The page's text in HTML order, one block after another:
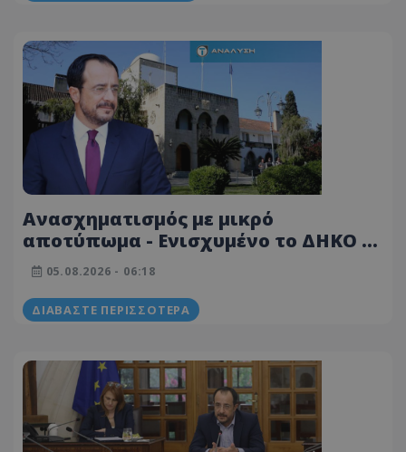
Ανασχηματισμός με μικρό
αποτύπωμα - Ενισχυμένο το ΔΗΚΟ -
Δυσαρέσκεια στην ΕΔΕΚ και λεπτές
ισορροπίες για τον Πρόεδρο
Χριστοδουλίδη
05.08.2026 - 06:18
ΔΙΑΒΆΣΤΕ ΠΕΡΙΣΣΌΤΕΡΑ